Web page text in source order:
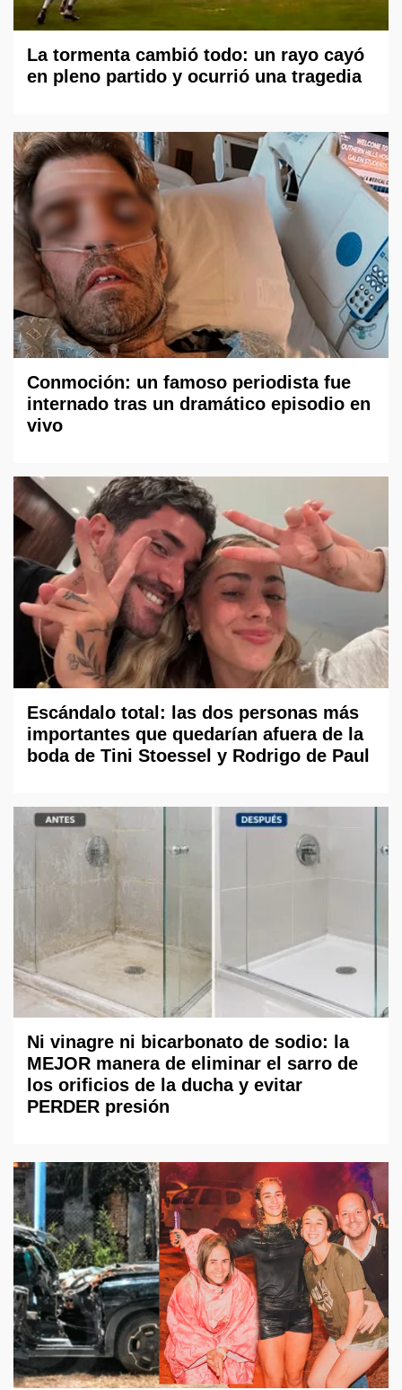
La tormenta cambió todo: un rayo cayó
en pleno partido y ocurrió una tragedia
Conmoción: un famoso periodista fue
internado tras un dramático episodio en
vivo
Escándalo total: las dos personas más
importantes que quedarían afuera de la
boda de Tini Stoessel y Rodrigo de Paul
Ni vinagre ni bicarbonato de sodio: la
MEJOR manera de eliminar el sarro de
los orificios de la ducha y evitar
PERDER presión